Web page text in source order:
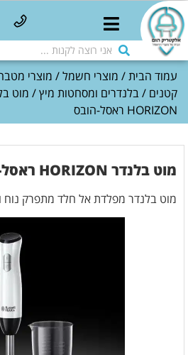
עמוד הבית/ מוצרי חשמל/ מוצרי
קטנים /בלנדרים ומסחטות מיץ/ מוט
HORIZON ראסל-הובס
מוט בלנדר HORIZON ראסל-הובס
מוט בלנדר מפלדת אל חלד מתפרק נוח